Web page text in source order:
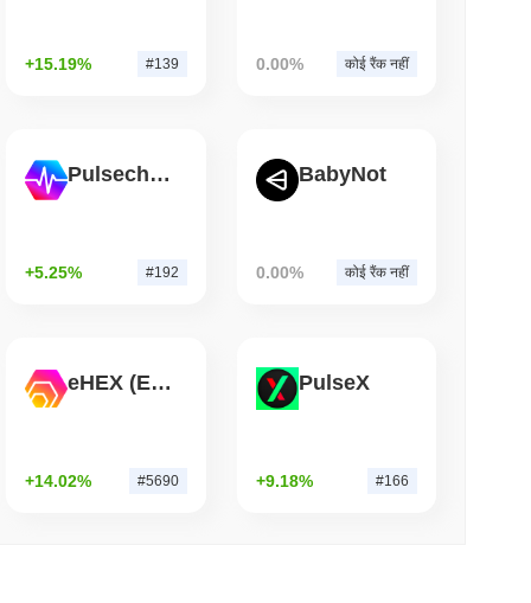
लेकिन खुदरा खरीदारों को सालाना $3,700 तक सीमित
+15.19% #139 0.00% कोई रैंक नहीं
Pulsechain
+5.25% #192
BabyNot
0.00% कोई रैंक नहीं
eHEX (Ethereum)
+14.02% #5690
PulseX
+9.18% #166